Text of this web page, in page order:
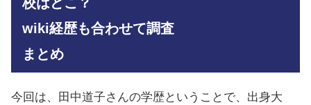
wiki経歴も合わせて調査
まとめ
今回は、田中道子さんの学歴ということで、出身大